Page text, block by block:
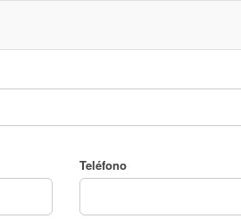
Teléfono